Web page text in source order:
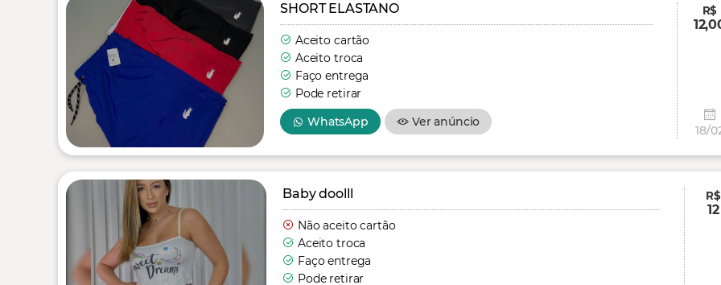
SHORT ELASTANO
Aceito cartão
Aceito troca
Faço entrega
Pode retirar
WhatsApp
Ver anúncio
R$
18/
Baby doolll
Não aceito cartão
Aceito troca
Faço entrega
Pode retirar
R$
12